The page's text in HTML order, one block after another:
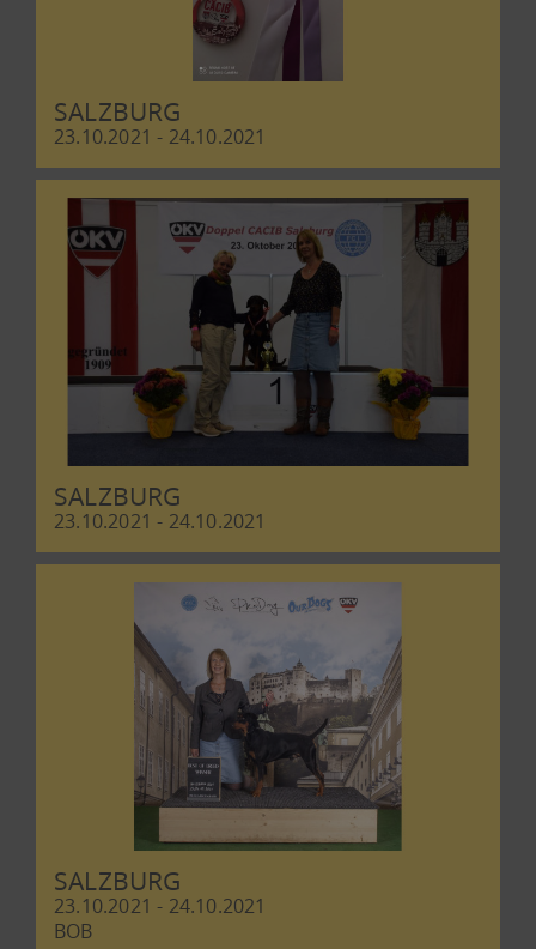
SALZBURG
23.10.2021 - 24.10.2021
SALZBURG
23.10.2021 - 24.10.2021
SALZBURG
23.10.2021 - 24.10.2021
BOB